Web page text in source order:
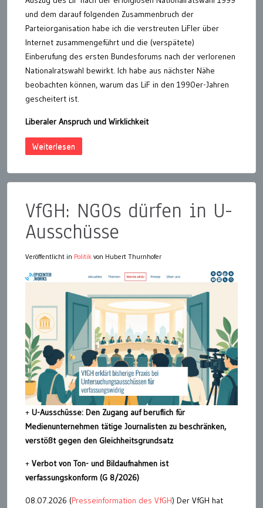
und dem darauf folgenden Zusammenbruch der
Parteiorganisation habe ich die verstreuten LiFler über
Internet zusammengeführt und die (verspätete)
Einberufung des ersten Bundesforums nach der verlorenen
Nationalratswahl bewirkt. Ich habe aus nächster Nähe
beobachten können, warum das LiF in den 1990er-Jahren
gescheitert ist.
Liberaler Anspruch und Wirklichkeit
Weiterlesen
VfGH: NGOs dürfen in U-
Ausschüsse
Veröffentlicht in Politik von Hubert Thurnhofer
+ U-Ausschüsse: Den Zugang auf beruflich für
Medienunternehmen tätige Journalisten zu beschränken,
verstößt gegen den Gleichheitsgrundsatz
+ Verbot von Ton- und Bildaufnahmen ist
verfassungskonform (G 8/2026)
08.07.2026 (Presseinformation des VfGH) Der VfGH hat